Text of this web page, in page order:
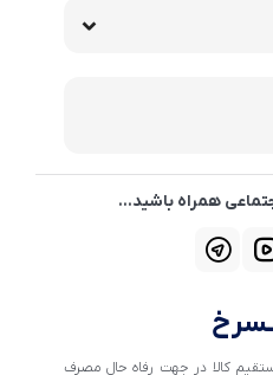
همراه باشید...
کالا در جهت رفاه حال مصرف